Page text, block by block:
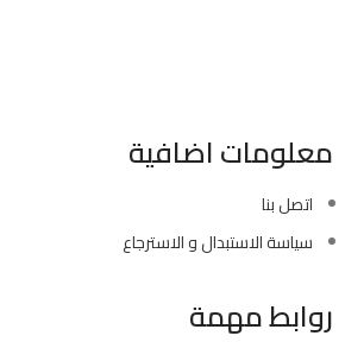
معلومات اضافية
اتصل بنا
سياسة الاستبدال و الاسترجاع
روابط مهمة